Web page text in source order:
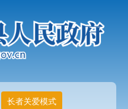
长者关爱模式